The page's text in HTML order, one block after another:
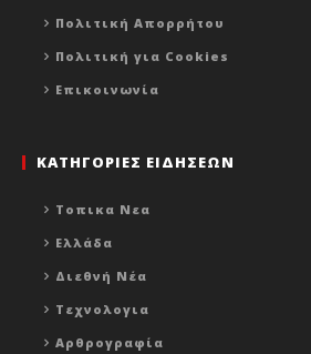
Πολιτική Απορρήτου
Πολιτική για Cookies
Επικοινωνία
ΚΑΤΗΓΟΡΙΕΣ ΕΙΔΗΣΕΩΝ
Τοπικα Νεα
Ελλάδα
Διεθνή Νέα
Τεχνολογια
Αρθρογραφία